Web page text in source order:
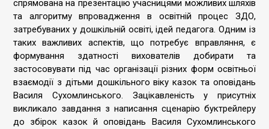
спрямована на презентацію учасницями можливих шляхів
та алгоритму впровадження в освітній процес ЗДО,
затребуваних у дошкільній освіті, ідей педагога. Одним із
таких важливих аспектів, що потребує вправляння, є
формування здатності вихователів добирати та
застосовувати під час організації різних форм освітньої
взаємодії з дітьми дошкільного віку казок та оповідань
Василя Сухомлинського. Зацікавленість у присутніх
викликало завдання з написання сценарію буктрейлеру
до збірок казок й оповідань Василя Сухомлинського